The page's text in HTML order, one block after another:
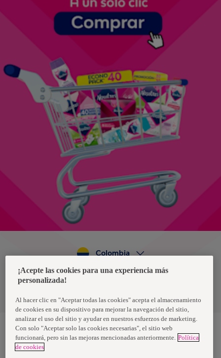
Política de privacidad de datos
Colombia
Nosotras, una marca de Essity - una compañía global líder en
higiene y salud. Cada día, mil millones de personas, en todo el
¡Acepte las cookies para una experiencia más
personalizada!
Al hacer clic en "Aceptar todas las cookies" acepta el almacenamiento
de cookies en su dispositivo para mejorar la navegación del sitio,
analizar el uso del sitio y ayudar en nuestros esfuerzos de marketing.
Con solo "Aceptar solo las cookies necesarias", el sitio web
funcionará, pero sin las mejoras mencionadas anteriormente. Política
de cookies